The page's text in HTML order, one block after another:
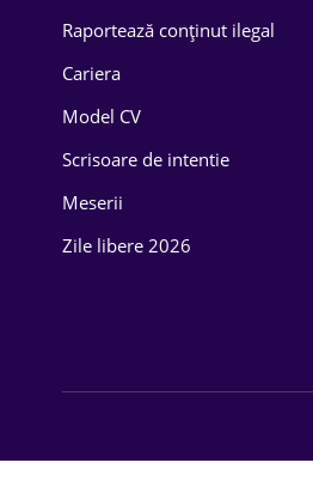
Educație / Training
Energetică
Farma
Raportează conținut ilegal
Cariera
Model CV
Scrisoare de intentie
Meserii
Zile libere 2026